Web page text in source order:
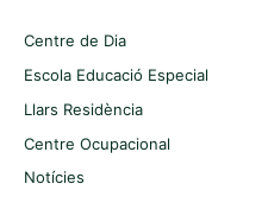
Centre de Dia
Escola Educació Especial
Llars Residència
Centre Ocupacional
Notícies